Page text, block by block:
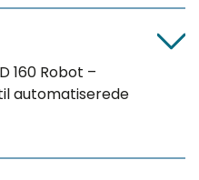
160 Robot –
automatiserede